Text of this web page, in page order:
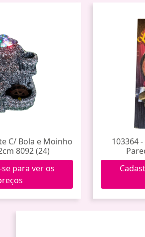
C/ Bola e Moinho
8092 (24)
para ver os
103364